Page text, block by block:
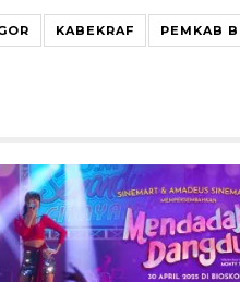
KABEKRAF PEMKAB